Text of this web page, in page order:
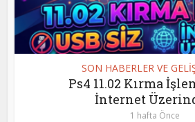
SON HABERLER VE
Ps4 11.02 Kırma
İnternet
1 hafta Önce